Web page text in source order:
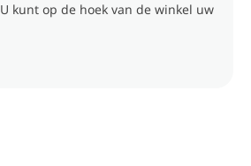
kunt op de hoek van de winkel uw